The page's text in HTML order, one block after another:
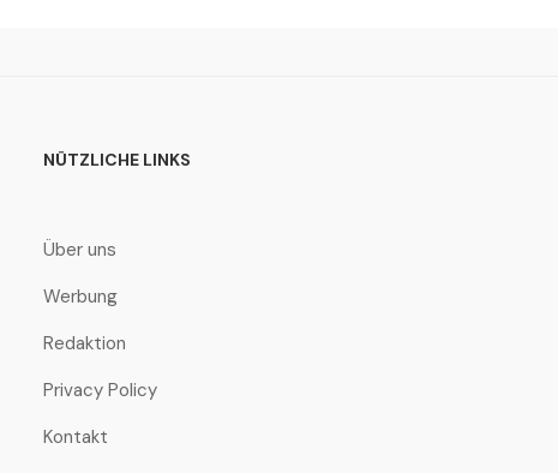
NÜTZLICHE LINKS
Über uns
Werbung
Redaktion
Privacy Policy
Kontakt